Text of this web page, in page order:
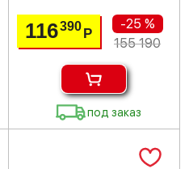
116390 Р
-25 %
155 190
под заказ